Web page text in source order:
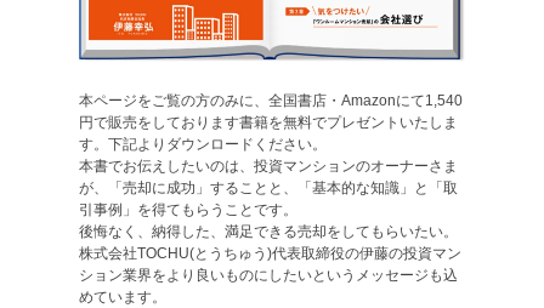
本ページをご覧の方のみに、全国書店・Amazonにて1,540
円で販売をしております書籍を無料でプレゼントいたしま
す。下記よりダウンロードください。
本書でお伝えしたいのは、投資マンションのオーナーさま
が、「売却に成功」することと、「基本的な知識」と「取
引事例」を得てもらうことです。
後悔なく、納得した、満足できる売却をしてもらいたい。
株式会社TOCHU(とうちゅう)代表取締役の伊藤の投資マン
ション業界をより良いものにしたいというメッセージも込
めています。